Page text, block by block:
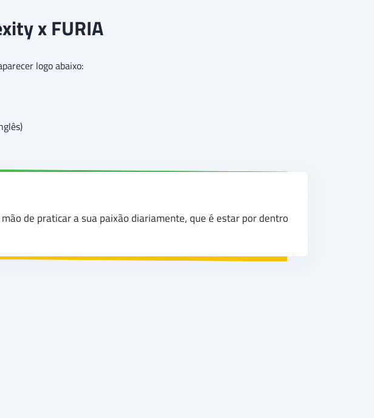
x FURIA
logo abaixo:
de praticar a sua paixão diariamente, que é estar por dentro